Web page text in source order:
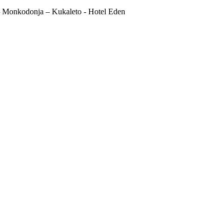
– Kukaleto - Hotel Eden